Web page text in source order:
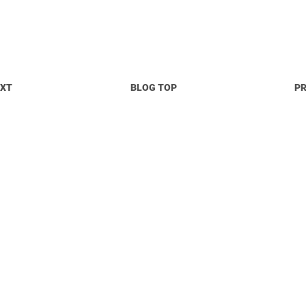
BLOG TOP